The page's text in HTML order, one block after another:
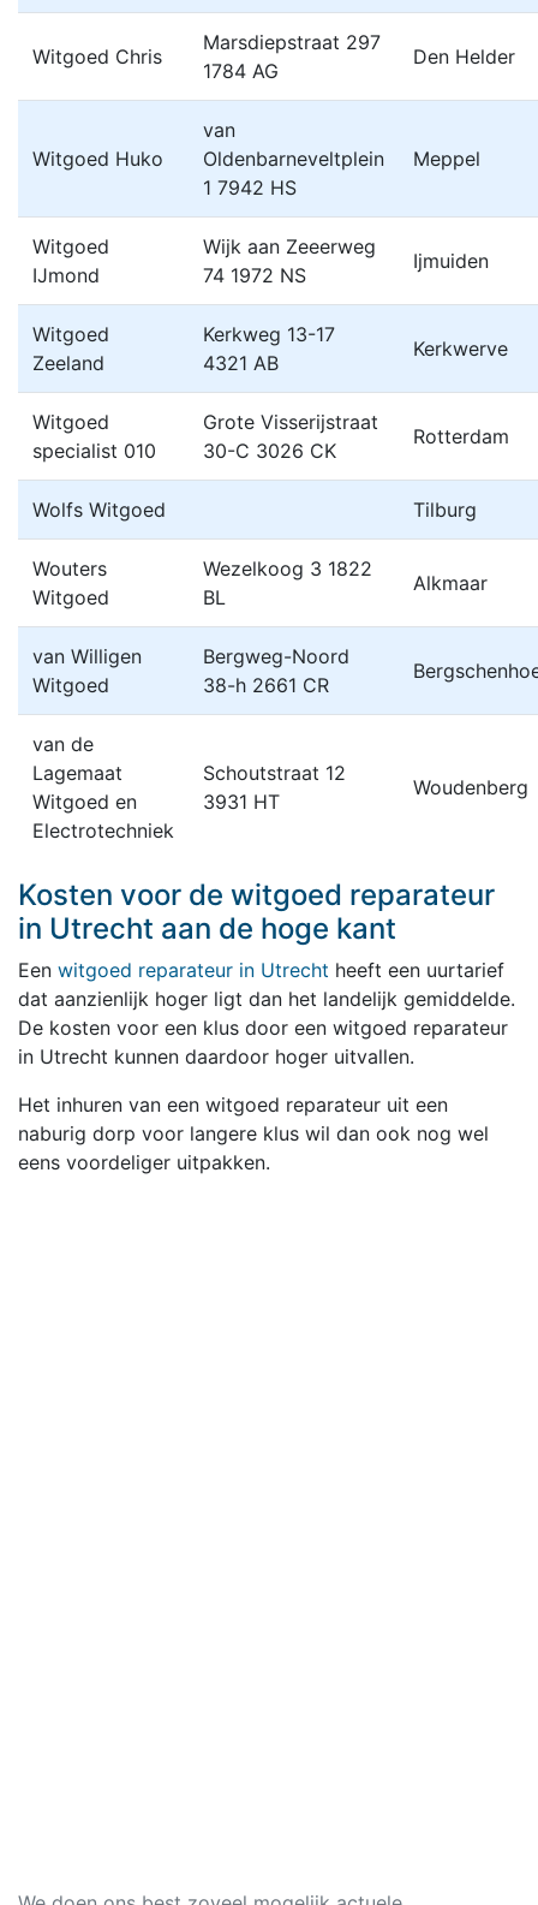
Witgoed Chris
Marsdiepstraat 297
1784 AG
Den Helder
Witgoed Huko
van
Oldenbarneveltplein
1 7942 HS
Meppel
Witgoed
IJmond
Wijk aan Zeeerweg
74 1972 NS
Ijmuiden
Witgoed
Zeeland
Kerkweg 13-17
4321 AB
Kerkwerve
Witgoed
specialist 010
Grote Visserijstraat
30-C 3026 CK
Rotterdam
Wolfs Witgoed Tilburg
Wouters
Witgoed
Wezelkoog 3 1822
BL
Alkmaar
van Willigen
Witgoed
Bergweg-Noord
38-h 2661 CR
van de
Lagemaat
Witgoed en
Electrotechniek
Schoutstraat 12
3931 HT
Woudenberg
Kosten voor de witgoed reparateur
in Utrecht aan de hoge kant
Een witgoed reparateur in Utrecht heeft een uurtarief
dat aanzienlijk hoger ligt dan het landelijk gemiddelde.
De kosten voor een klus door een witgoed reparateur
in Utrecht kunnen daardoor hoger uitvallen.
Het inhuren van een witgoed reparateur uit een
naburig dorp voor langere klus wil dan ook nog wel
eens voordeliger uitpakken.